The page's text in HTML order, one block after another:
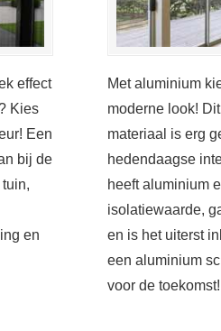
effect
Kies
Een
bij de
en
Met aluminium
moderne look!
materiaal is erg
hedendaagse
heeft aluminium
isolatiewaarde,
en is het uiterst
een aluminium
voor de toekomst!